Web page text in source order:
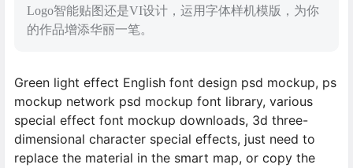
Logo智能贴图还是VI设计，运用字体样机模版，为你
的作品增添华丽一笔。
Green light effect English font design psd mockup, ps
mockup network psd mockup font library, various
special effect font mockup downloads, 3d three-
dimensional character special effects, just need to
replace the material in the smart map, or copy the